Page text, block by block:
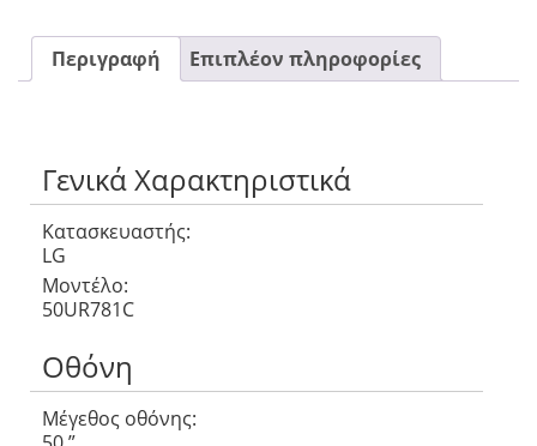
Περιγραφή Επιπλέον πληροφορίες
Γενικά Χαρακτηριστικά
Κατασκευαστής:
LG
Μοντέλο:
50UR781C
Οθόνη
Μέγεθος οθόνης: